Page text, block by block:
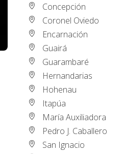
Concepción
Coronel Oviedo
Encarnación
Guairá
Guarambaré
Hernandarias
Hohenau
Itapúa
María Auxiliadora
Pedro J. Caballero
San Ignacio